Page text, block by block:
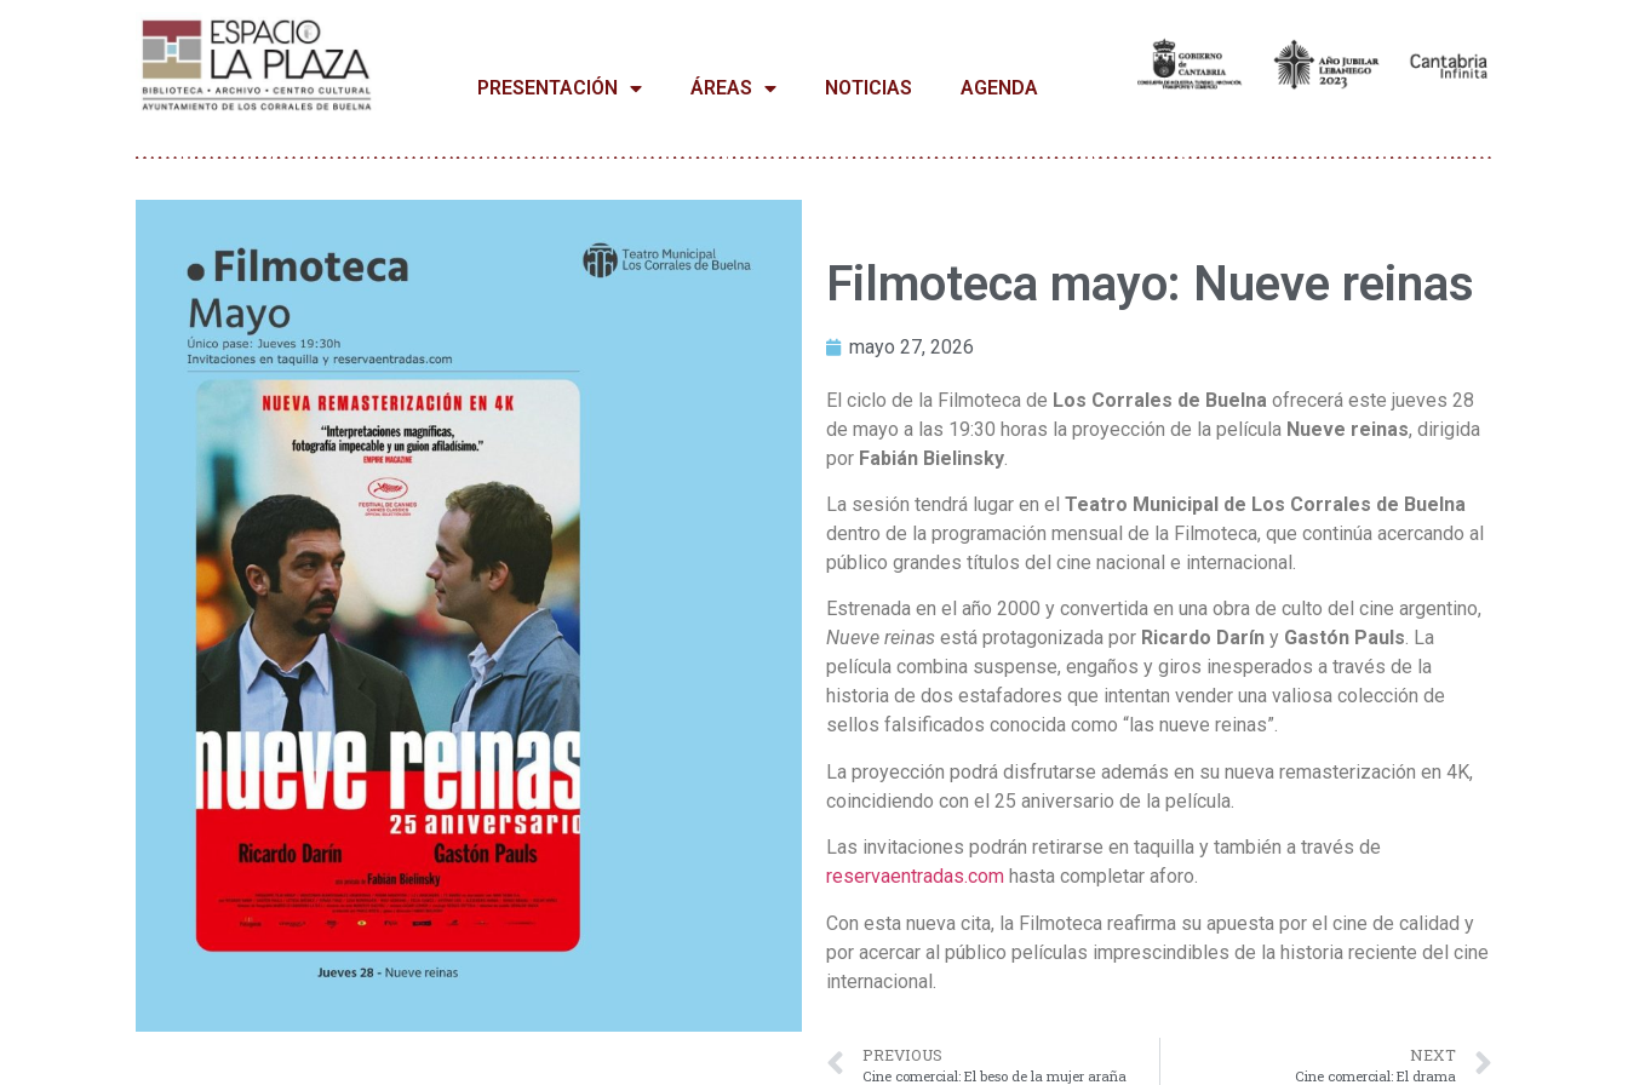
PRESENTACIÓN ÁREAS NOTICIAS AGENDA
Filmoteca mayo: Nueve reinas
mayo 27, 2026
El ciclo de la Filmoteca de Los Corrales de Buelna ofrecerá este jueves 28
de mayo a las 19:30 horas la proyección de la película Nueve reinas, dirigida
por Fabián Bielinsky
La sesión tendrá lugar en el Teatro Municipal de Los Corrales de Buelna
dentro de la programación mensual de la Filmoteca, que continúa acercando al
público grandes títulos del cine nacional e internacional.
Estrenada en el año 2000 y convertida en una obra de culto del cine argentino,
Nueve reinas está protagonizada por Ricardo Darín y Gastón Pauls. La
película combina suspense, engaños y giros inesperados a través de la
historia de dos estafadores que intentan vender una valiosa colección de
sellos falsificados conocida como “las nueve reinas”.
La proyección podrá disfrutarse además en su nueva remasterización en 4K,
coincidiendo con el 25 aniversario de la película.
Las invitaciones podrán retirarse en taquilla y también a través de
reservaentradas.com hasta completar aforo.
Con esta nueva cita, la Filmoteca reafirma su apuesta por el cine de calidad y
por acercar al público películas imprescindibles de la historia reciente del cine
internacional.
PREVIOUS
Cine comercial: El beso de la mujer araña
NEXT
Cine comercial: El drama